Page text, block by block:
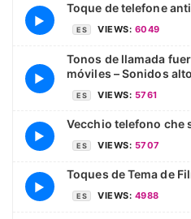
▶
Toque de telefone
ES VIEWS: 6049
▶
Tonos de llamada
móviles – Sonidos
ES VIEWS: 5761
▶
Vecchio telefono che
ES VIEWS: 5707
▶
Toques de Tema de
ES VIEWS: 4988